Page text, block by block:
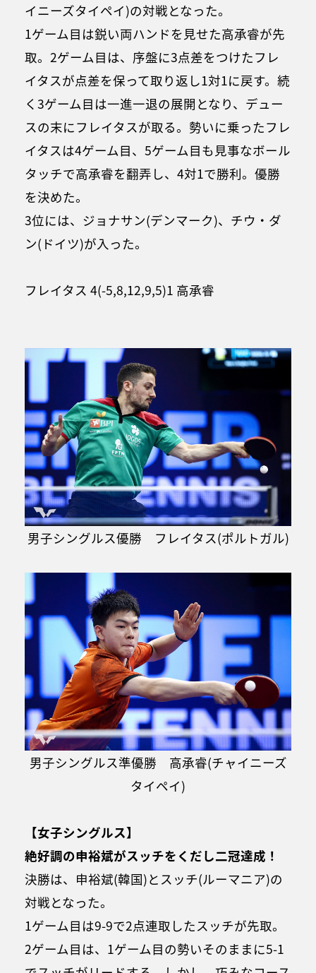
イニーズタイペイ)の対戦となった。
1ゲーム目は鋭い両ハンドを見せた高承睿が先
取。2ゲーム目は、序盤に3点差をつけたフレ
イタスが点差を保って取り返し1対1に戻す。続
く3ゲーム目は一進一退の展開となり、デュー
スの末にフレイタスが取る。勢いに乗ったフレ
イタスは4ゲーム目、5ゲーム目も見事なボール
タッチで高承睿を翻弄し、4対1で勝利。優勝
を決めた。
3位には、ジョナサン(デンマーク)、チウ・ダ
ン(ドイツ)が入った。
フレイタス 4(-5,8,12,9,5)1 高承睿
男子シングルス優勝 フレイタス(ポルトガル)
男子シングルス準優勝 高承睿(チャイニーズ
タイペイ)
【女子シングルス】
絶好調の申裕斌がスッチをくだし二冠達成！
決勝は、申裕斌(韓国)とスッチ(ルーマニア)の
対戦となった。
1ゲーム目は9-9で2点連取したスッチが先取。
2ゲーム目は、1ゲーム目の勢いそのままに5-1